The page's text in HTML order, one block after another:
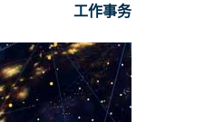
工作事务